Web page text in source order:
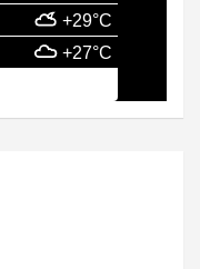
+29°C
+27°C